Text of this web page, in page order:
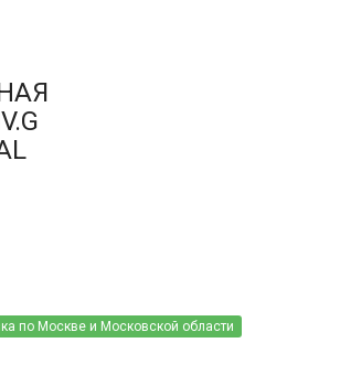
по Москве и Московской области